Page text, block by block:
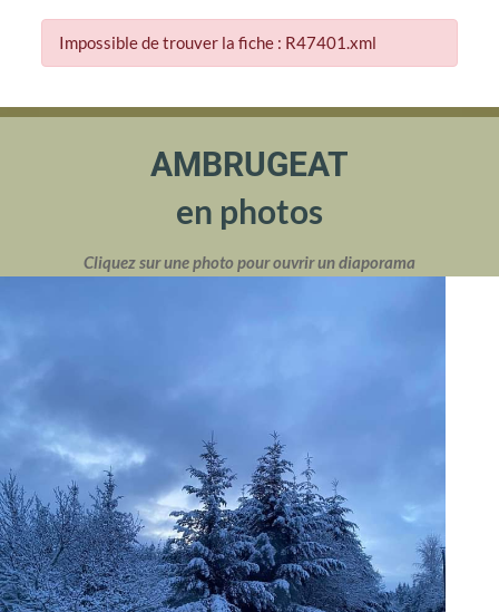
Impossible de trouver la fiche : R47401.xml
AMBRUGEAT
en photos
Cliquez sur une photo pour ouvrir un diaporama